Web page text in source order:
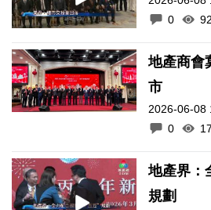
0
地產商會
市
2026-06-08
0
地產界：
規劃